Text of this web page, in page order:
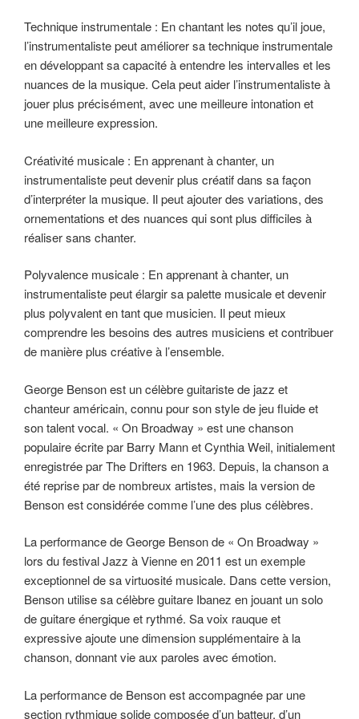
Technique instrumentale : En chantant les notes qu’il joue,
l’instrumentaliste peut améliorer sa technique instrumentale
en développant sa capacité à entendre les intervalles et les
nuances de la musique. Cela peut aider l’instrumentaliste à
jouer plus précisément, avec une meilleure intonation et
une meilleure expression.
Créativité musicale : En apprenant à chanter, un
instrumentaliste peut devenir plus créatif dans sa façon
d’interpréter la musique. Il peut ajouter des variations, des
ornementations et des nuances qui sont plus difficiles à
réaliser sans chanter.
Polyvalence musicale : En apprenant à chanter, un
instrumentaliste peut élargir sa palette musicale et devenir
plus polyvalent en tant que musicien. Il peut mieux
comprendre les besoins des autres musiciens et contribuer
de manière plus créative à l’ensemble.
George Benson est un célèbre guitariste de jazz et
chanteur américain, connu pour son style de jeu fluide et
son talent vocal. « On Broadway » est une chanson
populaire écrite par Barry Mann et Cynthia Weil, initialement
enregistrée par The Drifters en 1963. Depuis, la chanson a
été reprise par de nombreux artistes, mais la version de
Benson est considérée comme l’une des plus célèbres.
La performance de George Benson de « On Broadway »
lors du festival Jazz à Vienne en 2011 est un exemple
exceptionnel de sa virtuosité musicale. Dans cette version,
Benson utilise sa célèbre guitare Ibanez en jouant un solo
de guitare énergique et rythmé. Sa voix rauque et
expressive ajoute une dimension supplémentaire à la
chanson, donnant vie aux paroles avec émotion.
La performance de Benson est accompagnée par une
section rythmique solide composée d’un batteur, d’un